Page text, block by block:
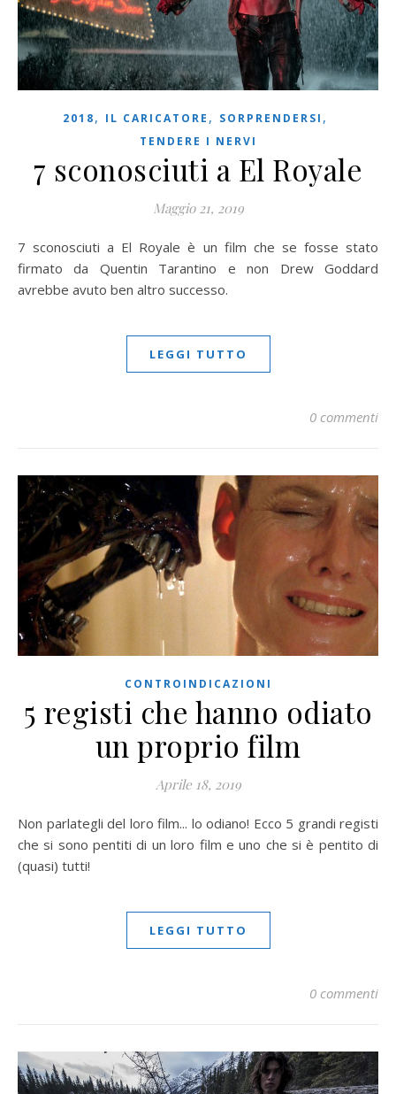
2018, IL CARICATORE , SORPRENDERSI ,
TENDERE I NERVI
7 sconosciuti a El Royale
Maggio 21, 2019
7 sconosciuti a El Royale è un film che se fosse stato
firmato da Quentin Tarantino e non Drew Goddard
avrebbe avuto ben altro successo.
LEGGI TUTTO
0 commenti
CONTROINDICAZIONI
5 registi che hanno odiato
un proprio film
Aprile 18, 2019
Non parlategli del loro film... lo odiano! Ecco 5 grandi registi
che si sono pentiti di un loro film e uno che si è pentito di
(quasi) tutti!
LEGGI TUTTO
0 commenti